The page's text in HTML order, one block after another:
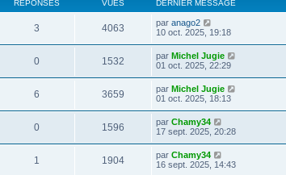
RÉPONSES VUES DERNIER MESSAGE
3 4063 par anago2
10 oct. 2025, 19:18
0 1532 par Michel Jugie
01 oct. 2025, 22:29
6 3659 par Michel Jugie
01 oct. 2025, 18:13
0 1596 par Chamy34
17 sept. 2025, 20:28
1 1904 par Chamy34
16 sept. 2025, 14:43